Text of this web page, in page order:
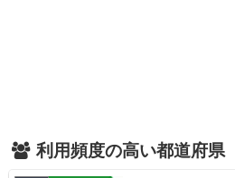
利用頻度の高い都道府県